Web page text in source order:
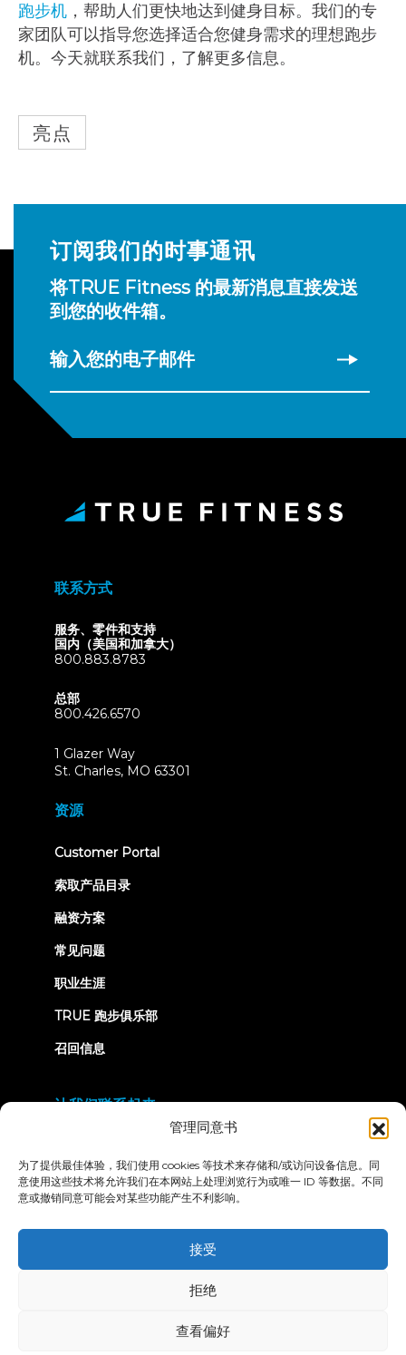
管理同意书
为了提供最佳体验，我们使用 cookies 等技术来存储和/或访问设备信息。同
意使用这些技术将允许我们在本网站上处理浏览行为或唯一 ID 等数据。不同
意或撤销同意可能会对某些功能产生不利影响。
接受
拒绝
查看偏好
跑步机 ，帮助人们更快地达到健身目标。我们的专
家团队可以指导您选择适合您健身需求的理想跑步
机。今天就联系我们，了解更多信息。
亮点
订阅我们的时事通讯
将TRUE Fitness 的最新消息直接发送
到您的收件箱。
输入您的电子邮件
联系方式
服务、零件和支持
国内（美国和加拿大）
800.883.8783
总部
800.426.6570
1 Glazer Way
St. Charles, MO 63301
资源
Customer Portal(opens
索取产品目录
融资方案
常见问题
职业生涯
TRUE 跑步俱乐部
召回信息
让我们联系起来
© 2026 True Fitness. All Rights Reserved
隐私政策
条款和条件
无障碍声明